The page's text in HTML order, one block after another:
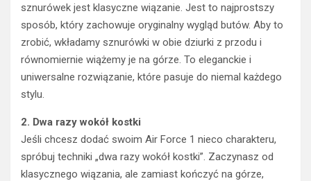
sznurówek jest klasyczne wiązanie. Jest to najprostszy
sposób, który zachowuje oryginalny wygląd butów. Aby to
zrobić, wkładamy sznurówki w obie dziurki z przodu i
równomiernie wiążemy je na górze. To eleganckie i
uniwersalne rozwiązanie, które pasuje do niemal każdego
stylu.
2. Dwa razy wokół kostki
Jeśli chcesz dodać swoim Air Force 1 nieco charakteru,
spróbuj techniki „dwa razy wokół kostki”. Zaczynasz od
klasycznego wiązania, ale zamiast kończyć na górze,